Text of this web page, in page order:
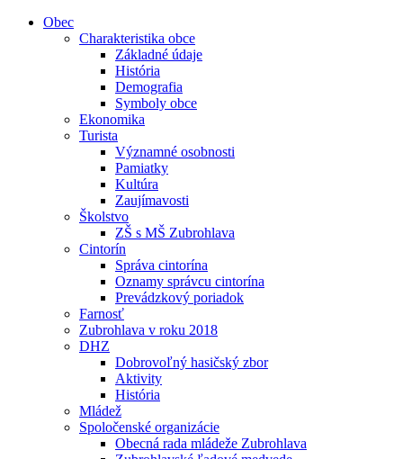
Obec
Charakteristika obce
Základné údaje
História
Demografia
Symboly obce
Ekonomika
Turista
Významné osobnosti
Pamiatky
Kultúra
Zaujímavosti
Školstvo
ZŠ s MŠ Zubrohlava
Cintorín
Správa cintorína
Oznamy správcu cintorína
Prevádzkový poriadok
Farnosť
Zubrohlava v roku 2018
DHZ
Dobrovoľný hasičský zbor
Aktivity
História
Mládež
Spoločenské organizácie
Obecná rada mládeže Zubrohlava